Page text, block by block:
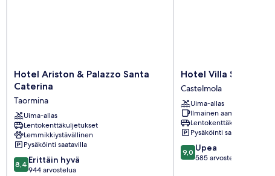
Hotel
Ariston
Palazzo
Santa
Caterina
Taormina
Hotel Ariston & Palazzo Santa
Caterina
Taormina
Uima-allas
Lentokenttäkuljetukset
Lemmikkiystävällinen
Pysäköinti saatavilla
8.4
kautta
8,4 Erittäin hyvä
944 arvostelua
Hotel
Villa
Sonia
Castelmola
Hotel Villa Sonia
Castelmola
Uima-allas
Ilmainen aamiainen
Lentokenttäkuljetukset
Pysäköinti saatavilla
9.0
kautta
9,0 Upea
585 arvostelua